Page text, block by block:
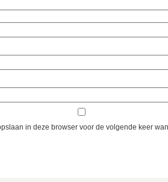
in deze browser voor de volgende keer